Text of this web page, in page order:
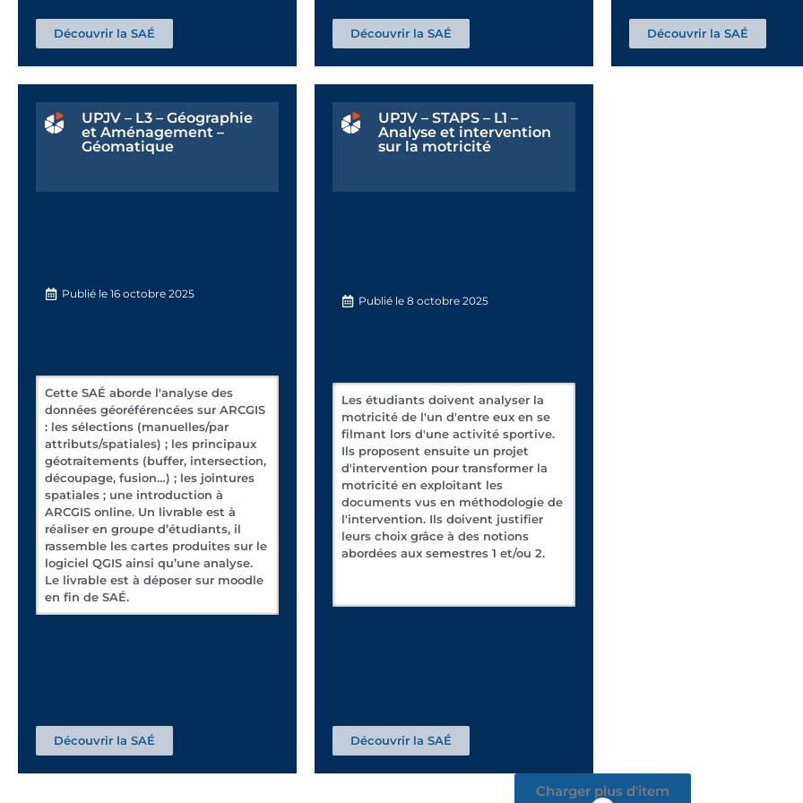
Découvrir la SAÉ Découvrir la SAÉ Découvrir la SAÉ
UPJV – L3 – Géographie
et Aménagement –
Géomatique
Publié le 16 octobre 2025
Cette SAÉ aborde l'analyse des
données géoréférencées sur ARCGIS
: les sélections (manuelles/par
attributs/spatiales) ; les principaux
géotraitements (buffer, intersection,
découpage, fusion…) ; les jointures
spatiales ; une introduction à
ARCGIS online. Un livrable est à
réaliser en groupe d’étudiants, il
rassemble les cartes produites sur le
logiciel QGIS ainsi qu’une analyse.
Le livrable est à déposer sur moodle
en fin de SAÉ.
Découvrir la SAÉ
UPJV – STAPS – L1 –
Analyse et intervention
sur la motricité
Publié le 8 octobre 2025
Les étudiants doivent analyser la
motricité de l'un d'entre eux en se
filmant lors d'une activité sportive.
Ils proposent ensuite un projet
d'intervention pour transformer la
motricité en exploitant les
documents vus en méthodologie de
l'intervention. Ils doivent justifier
leurs choix grâce à des notions
abordées aux semestres 1 et/ou 2.
Découvrir la SAÉ
Charger plus d'item